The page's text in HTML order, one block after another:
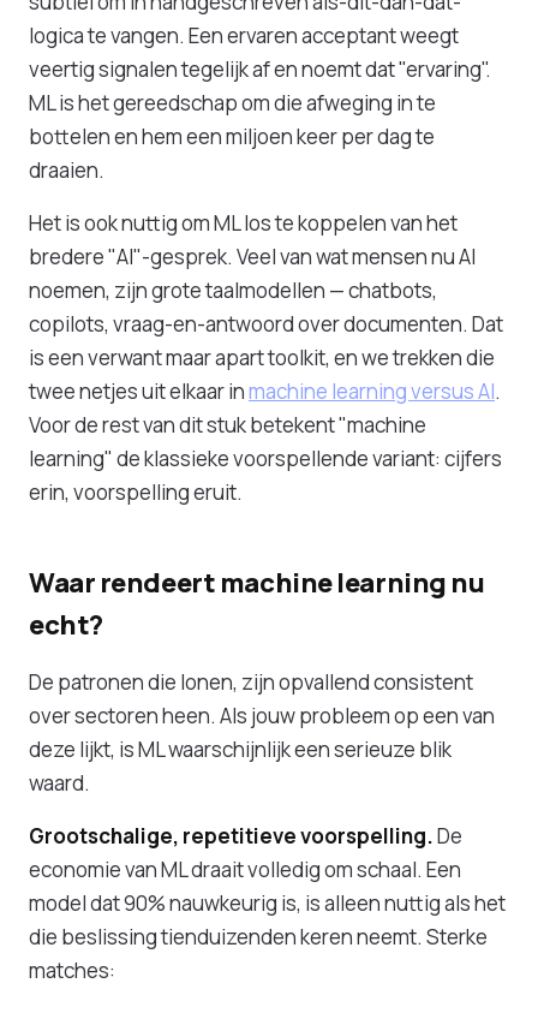
logica te vangen. Een ervaren acceptant weegt
veertig signalen tegelijk af en noemt dat "ervaring".
ML is het gereedschap om die afweging in te
bottelen en hem een miljoen keer per dag te
draaien.
Het is ook nuttig om ML los te koppelen van het
bredere "AI"-gesprek. Veel van wat mensen nu AI
noemen, zijn grote taalmodellen — chatbots,
copilots, vraag-en-antwoord over documenten. Dat
is een verwant maar apart toolkit, en we trekken die
twee netjes uit elkaar inmachine learning versus AI.
Voor de rest van dit stuk betekent "machine
learning" de klassieke voorspellende variant: cijfers
erin, voorspelling eruit.
Waar rendeert machine learning nu
echt?
De patronen die lonen, zijn opvallend consistent
over sectoren heen. Als jouw probleem op een van
deze lijkt, is ML waarschijnlijk een serieuze blik
waard.
Grootschalige, repetitieve voorspelling.De
economie van ML draait volledig om schaal. Een
model dat 90% nauwkeurig is, is alleen nuttig als het
die beslissing tienduizenden keren neemt. Sterke
matches: